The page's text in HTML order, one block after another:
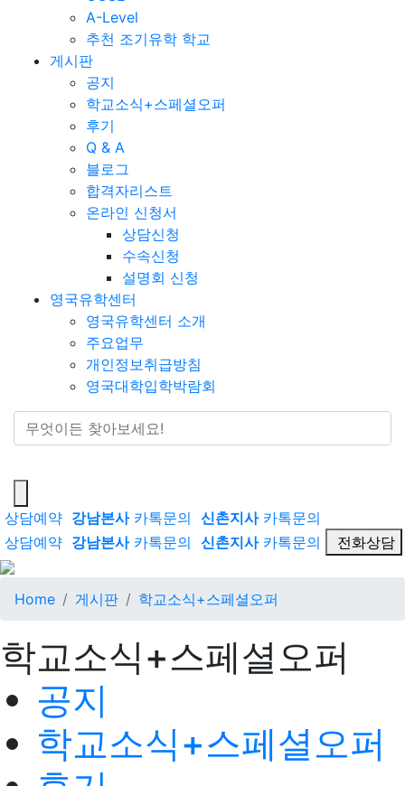
A-Level
추천 조기유학 학교
게시판
공지
학교소식+스페셜오퍼
후기
Q & A
블로그
합격자리스트
온라인 신청서
상담신청
수속신청
설명회 신청
영국유학센터
영국유학센터 소개
주요업무
개인정보취급방침
영국대학입학박람회
통합검색
상담예약 강남본사카톡문의 신촌지사카톡문의
상담예약 강남본사카톡문의 신촌지사카톡문의 전화상담
Home 게시판 학교소식+스페셜오퍼
학교소식+스페셜오퍼
공지
학교소식+스페셜오퍼